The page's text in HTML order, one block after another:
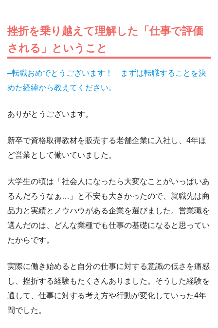
挫折を乗り越えて理解した「仕事で評価
される」ということ
–転職おめでとうございます！ まずは転職することを決
めた経緯から教えてください。
ありがとうございます。
新卒で資格取得教材を販売する老舗企業に入社し、4年ほ
ど営業として働いていました。
大学生の頃は「社会人になったら大変なことがいっぱいあ
るんだろうなぁ…」と不安も大きかったので、就職先は商
品力と実績とノウハウがある企業を選びました。営業職を
選んだのは、どんな業種でも仕事の基礎になると思ってい
たからです。
実際に働き始めると自分の仕事に対する意識の低さを痛感
し、挫折する経験もたくさんありました。そうした経験を
通して、仕事に対する考え方や行動が変化していった4年
間でした。